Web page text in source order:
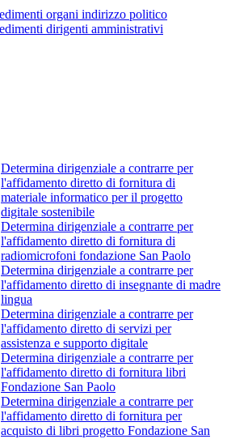
organi indirizzo politico
dirigenti amministrativi
Determina dirigenziale a contrarre per
l'affidamento diretto di fornitura di
materiale informatico per il progetto
digitale sostenibile
Determina dirigenziale a contrarre per
l'affidamento diretto di fornitura di
radiomicrofoni fondazione San Paolo
Determina dirigenziale a contrarre per
l'affidamento diretto di insegnante di madre
lingua
Determina dirigenziale a contrarre per
l'affidamento diretto di servizi per
assistenza e supporto digitale
Determina dirigenziale a contrarre per
l'affidamento diretto di fornitura libri
Fondazione San Paolo
Determina dirigenziale a contrarre per
l'affidamento diretto di fornitura per
acquisto di libri progetto Fondazione San